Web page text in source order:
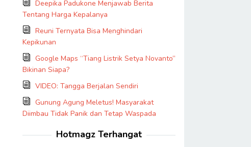
Deepika Padukone Menjawab Berita
Tentang Harga Kepalanya
Reuni Ternyata Bisa Menghindari
Kepikunan
Google Maps “Tiang Listrik Setya Novanto”
Bikinan Siapa?
VIDEO: Tangga Berjalan Sendiri
Gunung Agung Meletus! Masyarakat
Diimbau Tidak Panik dan Tetap Waspada
Hotmagz Terhangat